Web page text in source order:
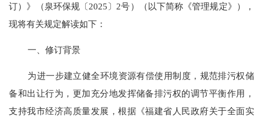
订） 》 （泉环保规〔2025〕2号）
（以下简称《管理规定》），
现将有关规定解读如下：
一、修订背景
为进一步建立健全环境资源有偿使用制度，规范排污权储
备和出让行为，更加充分地发挥储备排污权的调节平衡作用，
支持我市经济高质量发展，根据《福建省人民政府关于全面实